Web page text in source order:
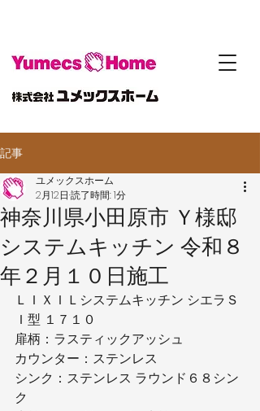
記事
神奈川県小田原市 Ｙ様邸
システムキッチン 令和８
年２月１０日施工
ユメックスホーム
2月12日 読了時間: 1分
ＬＩＸＩＬシステムキッチン シエラＳ
Ｉ型 １７１０
扉柄：ラスティックアッシュ
カウンター：ステンレス
シンク：ステンレス ラウンド６８シン
ク